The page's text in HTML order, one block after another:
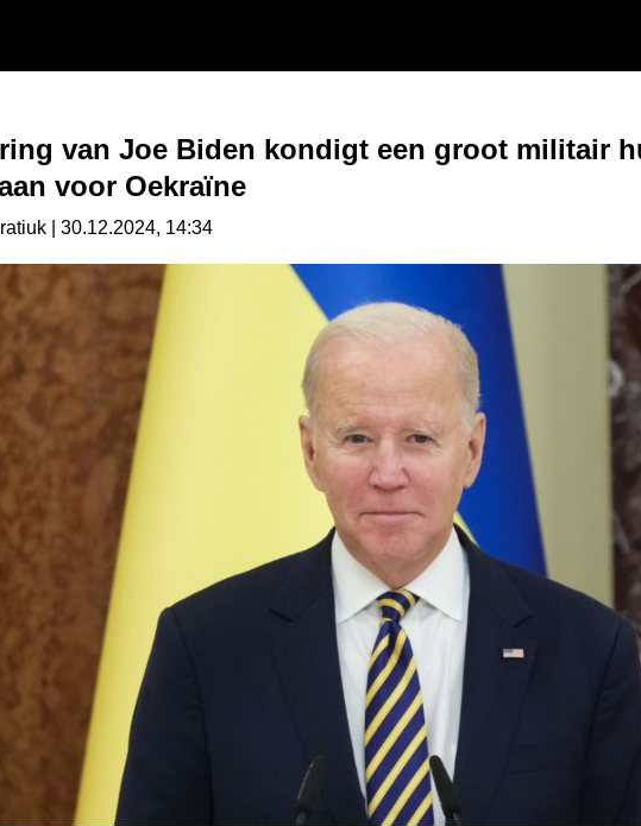
van Joe Biden kondigt een groot militair
voor Oekraïne
| 30.12.2024, 14:34